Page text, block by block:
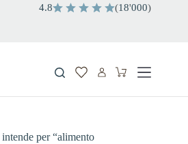
4.8 (18'000)
Carrello
per “alimento